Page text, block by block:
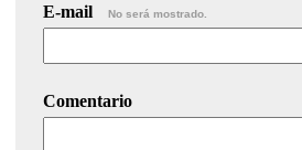
E-mail No será mostrado.
Comentario